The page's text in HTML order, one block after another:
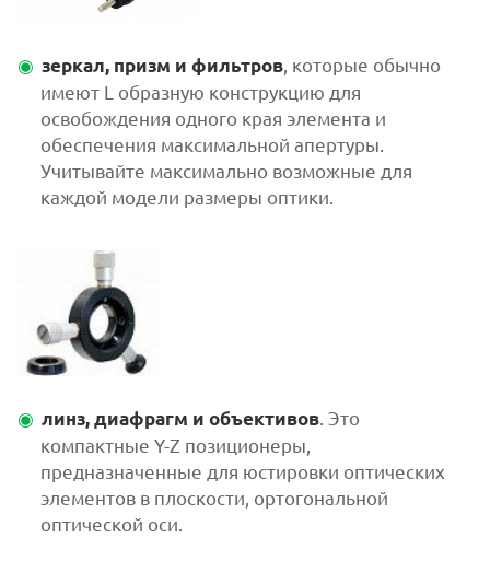
зеркал, призм и фильтров , которые обычно
имеют L образную конструкцию для
освобождения одного края элемента и
обеспечения максимальной апертуры.
Учитывайте максимально возможные для
каждой модели размеры оптики.
линз, диафрагм и объективов . Это
компактные Y-Z позиционеры,
предназначенные для юстировки оптических
элементов в плоскости, ортогональной
оптической оси.